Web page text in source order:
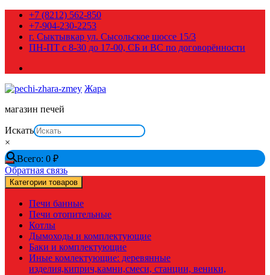
Перейти
содержимому
+7 (8212) 562-850
+7-904-230-2253
г. Сыктывкар ул. Сысольское шоссе 15/3
ПН-ПТ с 8-30 до 17-00, СБ и ВС по договорённости
Жара
магазин печей
Искать
×
Всего: 0 ₽
Обратная связь
Категории товаров
Печи банные
Печи отопительные
Котлы
Дымоходы и комплектующие
Баки и комплектующие
Иные комлектующие: деревянные
изделия,киприч,камни,смеси, станции, веники,